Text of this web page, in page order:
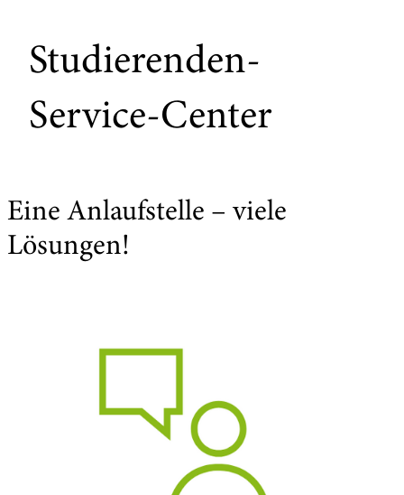
Studierenden-
Service-Center
Eine Anlaufstelle – viele
Lösungen!